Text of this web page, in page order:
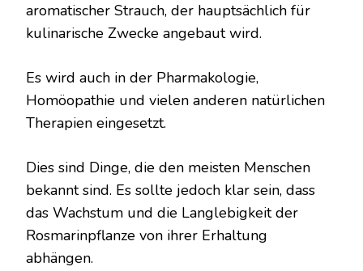
JAHRE
HALTBAR
IST,
DEN
DIESES
aromatischer Strauch, der hauptsächlich für
kulinarische Zwecke angebaut wird.
Es wird auch in der Pharmakologie,
Homöopathie und vielen anderen natürlichen
Therapien eingesetzt.
Dies sind Dinge, die den meisten Menschen
bekannt sind. Es sollte jedoch klar sein, dass
das Wachstum und die Langlebigkeit der
Rosmarinpflanze von ihrer Erhaltung
abhängen.